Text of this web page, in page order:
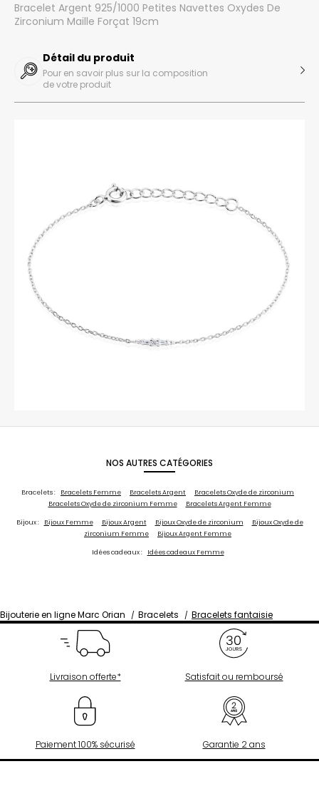
Bracelet Argent 925/1000 Petites Navettes Oxydes De
Zirconium Maille Forçat 19cm
Détail du produit
Pour en savoir plus sur la composition
de votre produit
NOS AUTRES CATÉGORIES
Bracelets : Bracelets Femme Bracelets Argent
Bracelets Oxyde de zirconium
Bracelets Oxyde de zirconium Femme
Bracelets Argent Femme
Bijoux : Bijoux Femme Bijoux Argent Bijoux Oxyde de zirconium
Bijoux Oxyde de
zirconium Femme
Bijoux Argent Femme
Idées cadeaux : Idées cadeaux Femme
Bijouterie en ligne Marc Orian Bracelets Bracelets fantaisie
Livraison offerte* Satisfait ou remboursé
Paiement 100% sécurisé Garantie 2 ans